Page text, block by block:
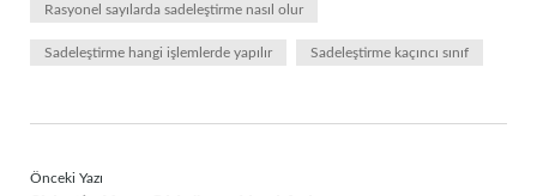
Rasyonel sayılarda sadeleştirme nasıl olur
Sadeleştirme hangi işlemlerde yapılır Sadeleştirme kaçıncı sınıf
Önceki Yazı